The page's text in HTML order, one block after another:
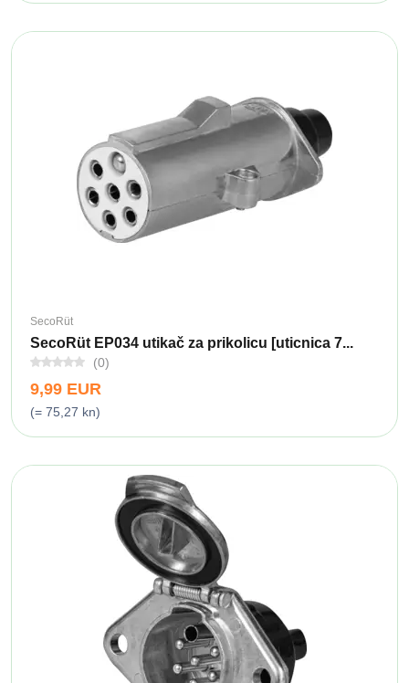
SecoRüt
SecoRüt EP034 utikač za prikolicu [uticnica 7...
(0)
9,99 EUR
(= 75,27 kn)